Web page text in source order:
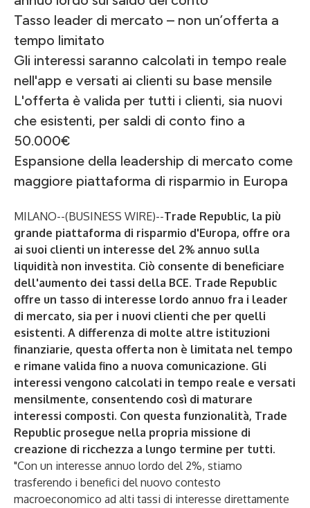
Tasso leader di mercato – non un’offerta a
tempo limitato
Gli interessi saranno calcolati in tempo reale
nell'app e versati ai clienti su base mensile
L'offerta è valida per tutti i clienti, sia nuovi
che esistenti, per saldi di conto fino a
50.000€
Espansione della leadership di mercato come
maggiore piattaforma di risparmio in Europa
MILANO--(BUSINESS WIRE)--Trade Republic, la più
grande piattaforma di risparmio d'Europa, offre ora
ai suoi clienti un interesse del 2% annuo sulla
liquidità non investita. Ciò consente di beneficiare
dell'aumento dei tassi della BCE. Trade Republic
offre un tasso di interesse lordo annuo fra i leader
di mercato, sia per i nuovi clienti che per quelli
esistenti. A differenza di molte altre istituzioni
finanziarie, questa offerta non è limitata nel tempo
e rimane valida fino a nuova comunicazione. Gli
interessi vengono calcolati in tempo reale e versati
mensilmente, consentendo così di maturare
interessi composti. Con questa funzionalità, Trade
Republic prosegue nella propria missione di
creazione di ricchezza a lungo termine per tutti.
"Con un interesse annuo lordo del 2%, stiamo
trasferendo i benefici del nuovo contesto
macroeconomico ad alti tassi di interesse direttamente